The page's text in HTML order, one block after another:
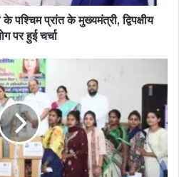
पश्चिम प्रांत के मुख्यमंत्री, द्विपक्षीय
पर हुई चर्चा